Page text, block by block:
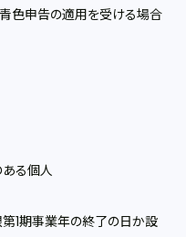
青色申告の適用を受ける場合
ある個人
1期事業年の終了の日か設